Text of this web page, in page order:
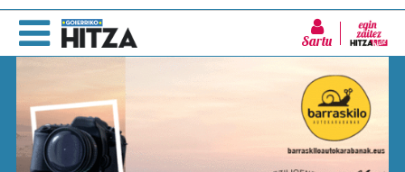
Sartu